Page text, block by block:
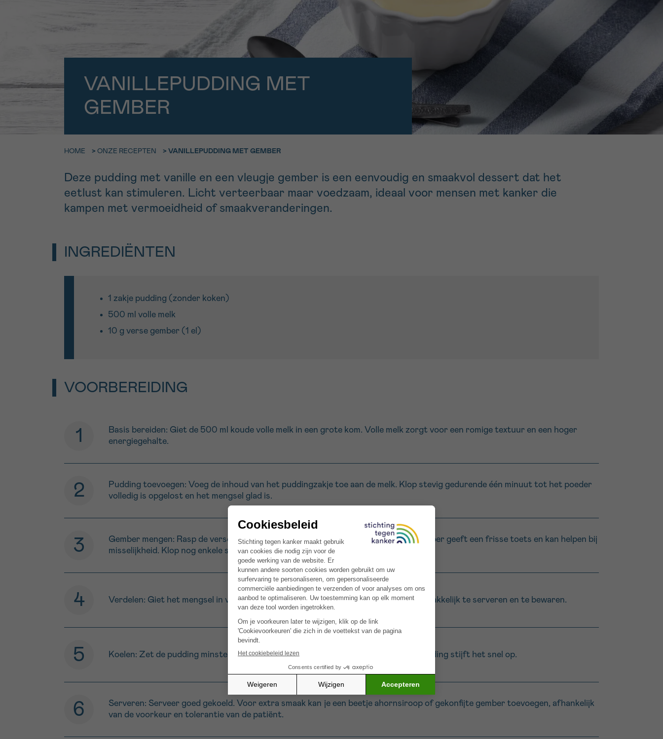
VANILLEPUDDING MET
GEMBER
HOME > ONZE RECEPTEN > VANILLEPUDDING MET GEMBER
Deze pudding met vanille en een vleugje gember is een eenvoudig en smaakvol dessert dat het
eetlust kan stimuleren. Licht verteerbaar maar voedzaam, ideaal voor mensen met kanker die
kampen met vermoeidheid of smaakveranderingen.
INGREDIËNTEN
1 zakje pudding (zonder koken)
500 ml volle melk
10 g verse gember (1 el)
VOORBEREIDING
Basis bereiden: Giet de 500 ml koude volle melk in een grote kom. Volle melk zorgt voor een romige textuur en een hoger
energiegehalte.
Pudding toevoegen: Voeg de inhoud van het puddingzakje toe aan de melk. Klop stevig gedurende één minuut tot het poeder
volledig is opgelost en het mengsel glad is.
Gember mengen: Rasp de verse gember fijn en voeg deze toe aan het mengsel. Gember geeft een frisse toets en kan helpen bij
misselijkheid. Klop nog enkele seconden om de gember goed te verdelen.
Verdelen: Giet het mengsel in vier kleine kommetjes of glaasjes. Zo is het dessert makkelijk te serveren en te bewaren.
Koelen: Zet de pudding minstens 10 minuten in de koelkast. Dankzij de instantbereiding stijft het snel op.
Serveren: Serveer goed gekoeld. Voor extra smaak kan je een beetje ahornsiroop of gekonfijte gember toevoegen, afhankelijk
van de voorkeur en tolerantie van de patiënt.
ma-vrij 9u tot 18u
worden
Meer weten over
Kankerinfo
Ik aanvaard degebruiksvoorwaarden
*VERPLICHT VELD
13h-16h